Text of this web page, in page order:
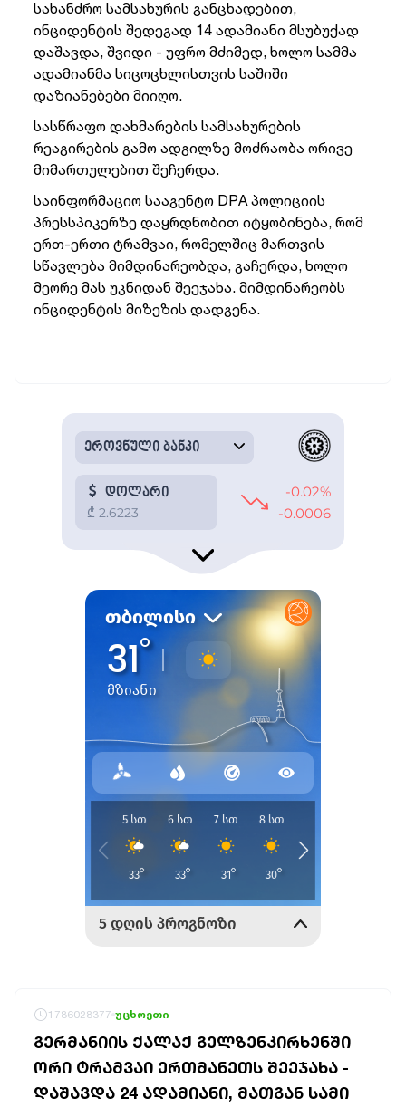
სახანძრო სამსახურის განცხადებით,
ინციდენტის შედეგად 14 ადამიანი მსუბუქად
დაშავდა, შვიდი - უფრო მძიმედ, ხოლო სამმა
ადამიანმა სიცოცხლისთვის საშიში
დაზიანებები მიიღო.
სასწრაფო დახმარების სამსახურების
რეაგირების გამო ადგილზე მოძრაობა ორივე
მიმართულებით შეჩერდა.
საინფორმაციო სააგენტო DPA პოლიციის
პრესსპიკერზე დაყრდნობით იტყობინება, რომ
ერთ-ერთი ტრამვაი, რომელშიც მართვის
სწავლება მიმდინარეობდა, გაჩერდა, ხოლო
მეორე მას უკნიდან შეეჯახა. მიმდინარეობს
ინციდენტის მიზეზის დადგენა.
1786028377 უცხოეთი
ᲒᲔᲠᲛᲐᲜᲘᲘᲡ ᲥᲐᲚᲐᲥ ᲒᲔᲚᲖᲔᲜᲙᲘᲠᲮᲔᲜᲨᲘ
ᲝᲠᲘ ᲢᲠᲐᲛᲕᲐᲘ ᲔᲠᲗᲛᲐᲜᲔᲗᲡ ᲨᲔᲔᲯᲐᲮᲐ -
ᲓᲐᲨᲐᲕᲓᲐ 24 ᲐᲓᲐᲛᲘᲐᲜᲘ, ᲛᲐᲗᲒᲐᲜ ᲡᲐᲛᲘ